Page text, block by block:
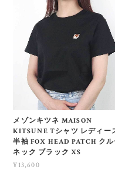
メゾンキツネ MAISON
KITSUNE Tシャツ レディー
半袖 FOX HEAD PATCH クル
ネック ブラック XS
¥13,600